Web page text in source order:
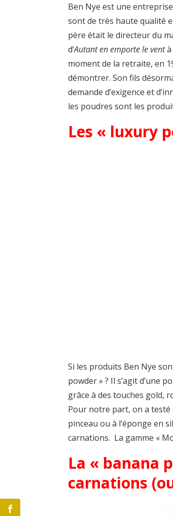
Ben Nye est une
sont de très haute qualité
père était le directeur du
d’Autant en emporte le vent
moment de la retraite, en
démontrer. Son fils
demande d’exigence et
les poudres sont les
Les « luxury
Si les produits Ben Nye
powder » ? Il s’agit d’une
grâce à des touches gold,
Pour notre part, on a testé
pinceau ou à l’éponge en
carnations. La gamme «
La « banana
carnations